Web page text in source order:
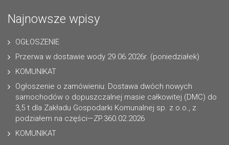
Najnowsze wpisy
OGŁOSZENIE
Przerwa w dostawie wody 29.06.2026r. (poniedziałek)
KOMUNIKAT
Ogłoszenie o zamówieniu: Dostawa dwóch nowych
samochodów o dopuszczalnej masie całkowitej (DMC) do
3,5 t dla Zakładu Gospodarki Komunalnej sp. z o.o., z
podziałem na części—ZP.360.02.2026
KOMUNIKAT